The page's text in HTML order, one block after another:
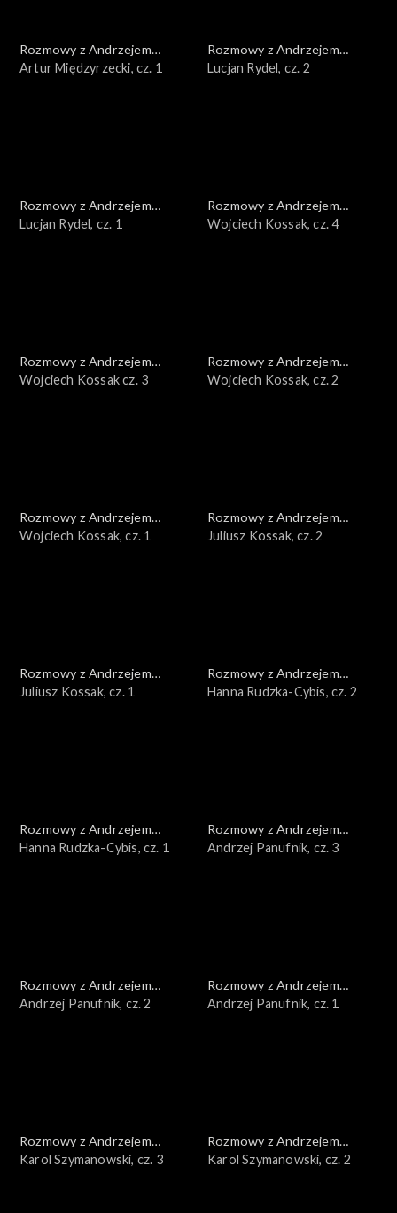
Rozmowy z Andrzejem
Doboszem
Artur Międzyrzecki, cz. 1
Rozmowy z Andrzejem
Doboszem
Lucjan Rydel, cz. 2
Rozmowy z Andrzejem
Doboszem
Lucjan Rydel, cz. 1
Rozmowy z Andrzejem
Doboszem
Wojciech Kossak, cz. 4
Rozmowy z Andrzejem
Doboszem
Wojciech Kossak cz. 3
Rozmowy z Andrzejem
Doboszem
Wojciech Kossak, cz. 2
Rozmowy z Andrzejem
Doboszem
Wojciech Kossak, cz. 1
Rozmowy z Andrzejem
Doboszem
Juliusz Kossak, cz. 2
Rozmowy z Andrzejem
Doboszem
Juliusz Kossak, cz. 1
Rozmowy z Andrzejem
Doboszem
Hanna Rudzka-Cybis, cz. 2
Rozmowy z Andrzejem
Doboszem
Hanna Rudzka-Cybis, cz. 1
Rozmowy z Andrzejem
Doboszem
Andrzej Panufnik, cz. 3
Rozmowy z Andrzejem
Doboszem
Andrzej Panufnik, cz. 2
Rozmowy z Andrzejem
Doboszem
Andrzej Panufnik, cz. 1
Rozmowy z Andrzejem
Doboszem
Karol Szymanowski, cz. 3
Rozmowy z Andrzejem
Doboszem
Karol Szymanowski, cz. 2